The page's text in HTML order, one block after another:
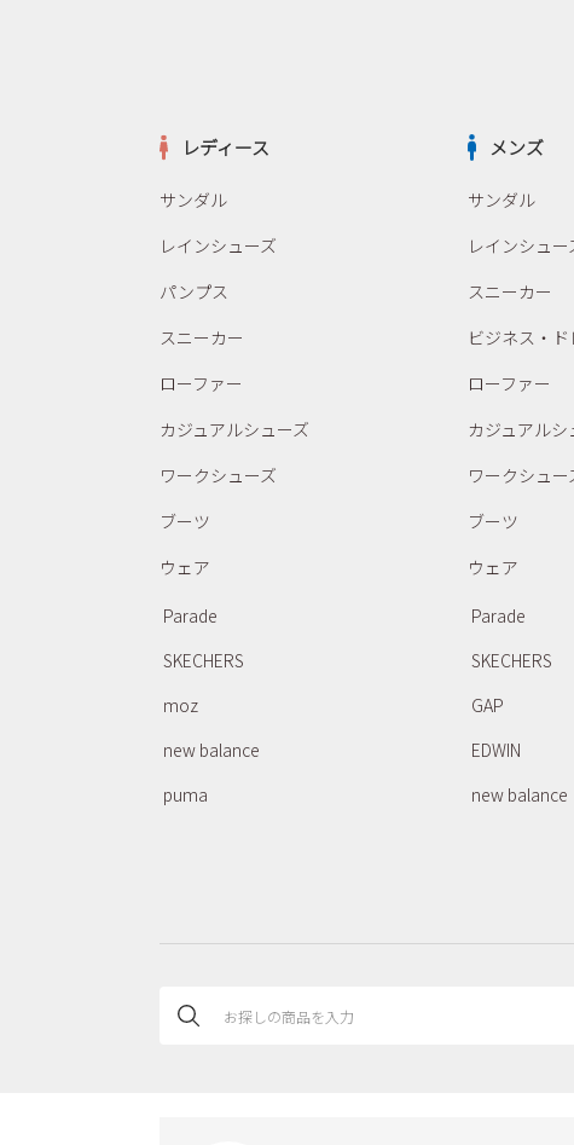
レディース
サンダル
レインシューズ
パンプス
スニーカー
ローファー
カジュアルシューズ
ワークシューズ
ブーツ
ウェア
Parade
SKECHERS
moz
new balance
puma
メンズ
サンダル
レインシュー
スニーカー
ビジネス・
ローファー
カジュアルシ
ワークシュー
ブーツ
ウェア
Parade
SKECHERS
GAP
EDWIN
new balance